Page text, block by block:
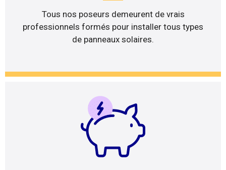
Tous nos poseurs demeurent de vrais
professionnels formés pour installer tous types
de panneaux solaires.